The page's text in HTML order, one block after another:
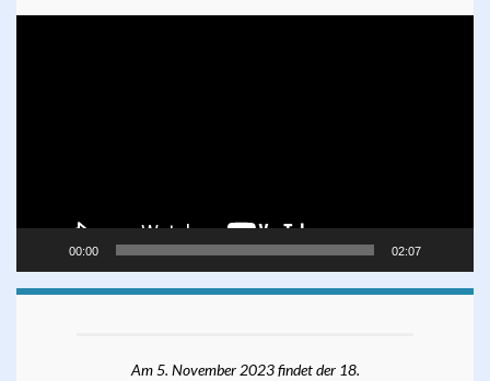
00:00 02:07
Am 5. November 2023 findet der 18.